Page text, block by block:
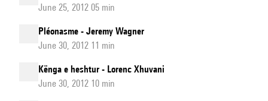
June 25, 2012 05 min
Pléonasme - Jeremy Wagner
June 30, 2012 11 min
Kënga e heshtur - Lorenc Xhuvani
June 30, 2012 10 min